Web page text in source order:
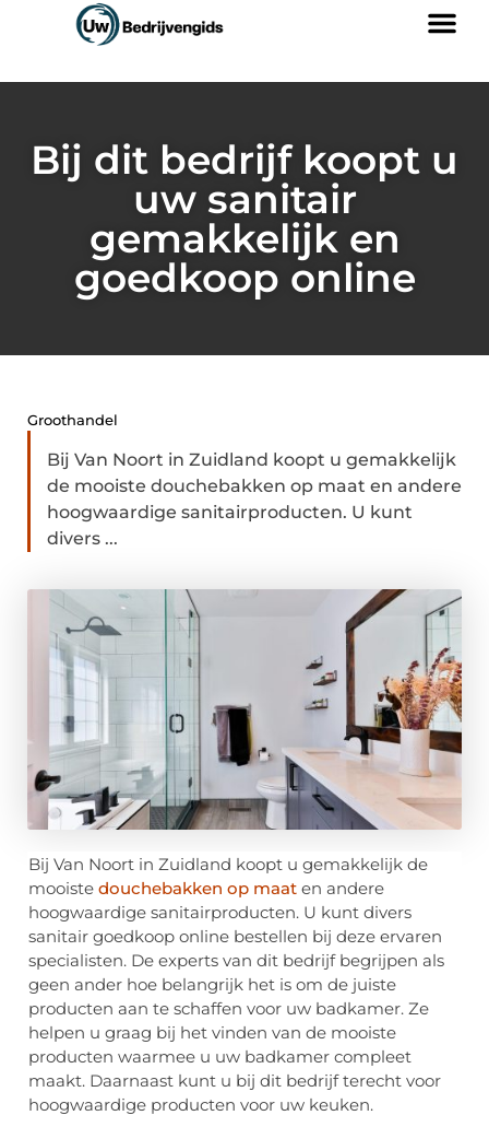
Bij dit bedrijf koopt u
uw sanitair
gemakkelijk en
goedkoop online
Groothandel
Bij Van Noort in Zuidland koopt u gemakkelijk
de mooiste douchebakken op maat en andere
hoogwaardige sanitairproducten. U kunt
divers ...
Bij Van Noort in Zuidland koopt u gemakkelijk de
mooiste douchebakken op maat en andere
hoogwaardige sanitairproducten. U kunt divers
sanitair goedkoop online bestellen bij deze ervaren
specialisten. De experts van dit bedrijf begrijpen als
geen ander hoe belangrijk het is om de juiste
producten aan te schaffen voor uw badkamer. Ze
helpen u graag bij het vinden van de mooiste
producten waarmee u uw badkamer compleet
maakt. Daarnaast kunt u bij dit bedrijf terecht voor
hoogwaardige producten voor uw keuken.